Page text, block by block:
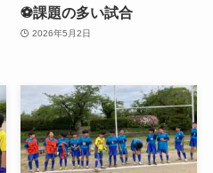
⚽️課題の多い試合
2026年5月2日